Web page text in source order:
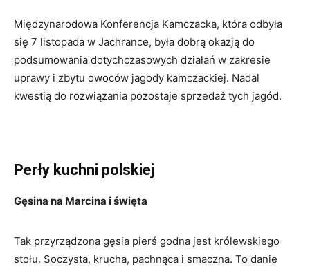
Międzynarodowa Konferencja Kamczacka, która odbyła
się 7 listopada w Jachrance, była dobrą okazją do
podsumowania dotychczasowych działań w zakresie
uprawy i zbytu owoców jagody kamczackiej. Nadal
kwestią do rozwiązania pozostaje sprzedaż tych jagód.
Perły kuchni polskiej
Gęsina na Marcina i święta
Tak przyrządzona gęsia pierś godna jest królewskiego
stołu. Soczysta, krucha, pachnąca i smaczna. To danie